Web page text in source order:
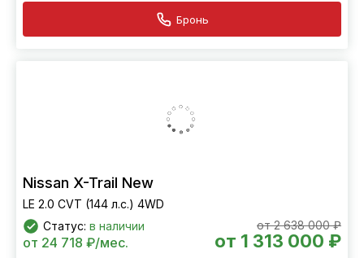
Бронь
Nissan X-Trail New
LE 2.0 CVT (144 л.с.) 4WD
Статус: в наличии от 2 638 000 ₽
от 1 313 000 ₽
от 24 718 ₽/мес.